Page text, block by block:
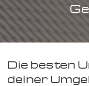
Die besten
deiner